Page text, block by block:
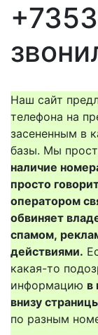
Наш сайт
телефона на
засененным в
базы. Мы
наличие
просто
оператором
обвиняет
спамом,
действиями.
какая-то
информацию в
внизу
по разным